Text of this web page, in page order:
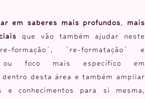
em saberes mais profundos, mais
que vão também ajudar neste
formação´, ´re-formatação´ e
ou foco mais específico em
desta área e também ampliar
e conhecimentos para si mesma,